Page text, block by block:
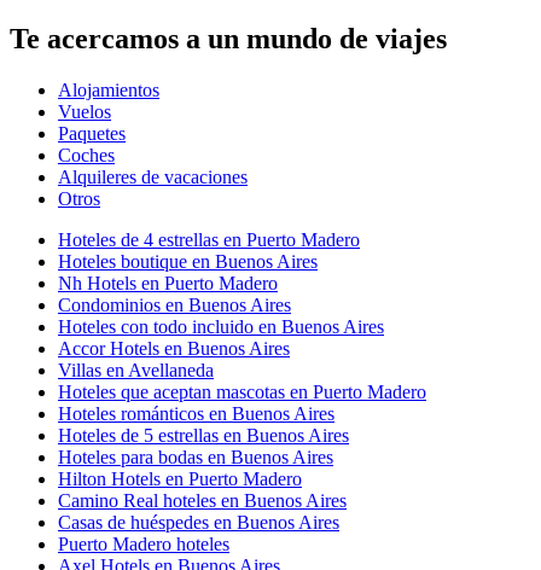
Te acercamos a un mundo de viajes
Alojamientos
Vuelos
Paquetes
Coches
Alquileres de vacaciones
Otros
Hoteles de 4 estrellas en Puerto Madero
Hoteles boutique en Buenos Aires
Nh Hotels en Puerto Madero
Condominios en Buenos Aires
Hoteles con todo incluido en Buenos Aires
Accor Hotels en Buenos Aires
Villas en Avellaneda
Hoteles que aceptan mascotas en Puerto Madero
Hoteles románticos en Buenos Aires
Hoteles de 5 estrellas en Buenos Aires
Hoteles para bodas en Buenos Aires
Hilton Hotels en Puerto Madero
Camino Real hoteles en Buenos Aires
Casas de huéspedes en Buenos Aires
Puerto Madero hoteles
Axel Hotels en Buenos Aires